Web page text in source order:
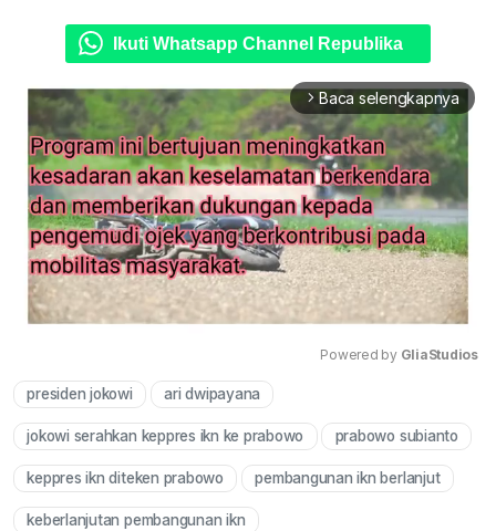
Ikuti Whatsapp Channel Republika
arrow_forward_ios Baca selengkapnya
Powered by GliaStudios
presiden jokowi ari dwipayana
jokowi serahkan keppres ikn ke prabowo prabowo subianto
keppres ikn diteken prabowo pembangunan ikn berlanjut
keberlanjutan pembangunan ikn